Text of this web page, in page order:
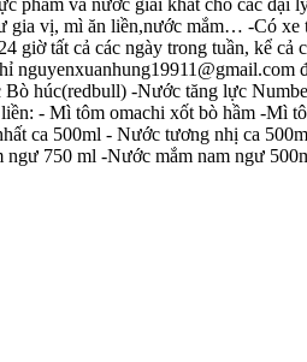
và nước giải khát cho các đại
gia vị, mì ăn liền,nước mắm… -Có
giờ tất cả các ngày trong tuần, kể
húc(redbull) -Nước tăng lực
- Mì tôm omachi xốt bò hầm -Mì
ca 500ml - Nước tương nhị ca
750 ml -Nước mắm nam ngư